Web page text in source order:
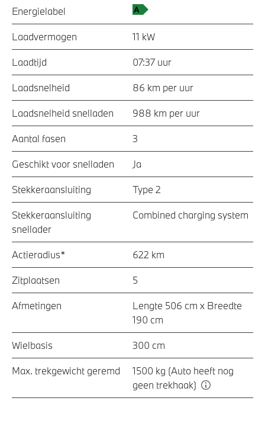
Energielabel
Laadvermogen 11 kW
Laadtijd 07:37 uur
Laadsnelheid 86 km per uur
Laadsnelheid snelladen 988 km per uur
Aantal fasen 3
Geschikt voor snelladen Ja
Stekkeraansluiting Type 2
Stekkeraansluiting
snellader
Combined charging system
Actieradius* 622 km
Zitplaatsen 5
Afmetingen
Lengte 506 cm x Breedte
190 cm
Wielbasis 300 cm
Max. trekgewicht geremd
1500 kg (Auto heeft nog
geen trekhaak)